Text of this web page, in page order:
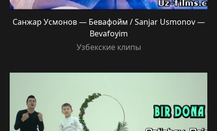
Санжар Усмонов — Бевафойм / Sanjar Usmonov —
Bevafoyim
Узбекские клипы